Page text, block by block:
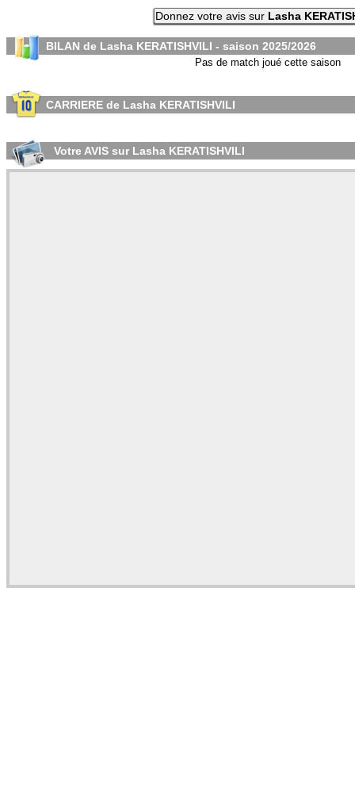
Donnez votre avis sur Lasha
BILAN de Lasha KERATISHVILI - saison 2025/2026
Pas de match joué cette saison
CARRIERE de Lasha KERATISHVILI
Votre AVIS sur Lasha KERATISHVILI